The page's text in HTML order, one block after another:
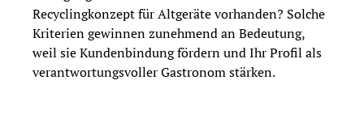
Recyclingkonzept für Altgeräte vorhanden? Solche
Kriterien gewinnen zunehmend an Bedeutung,
weil sie Kundenbindung fördern und Ihr Profil als
verantwortungsvoller Gastronom stärken.